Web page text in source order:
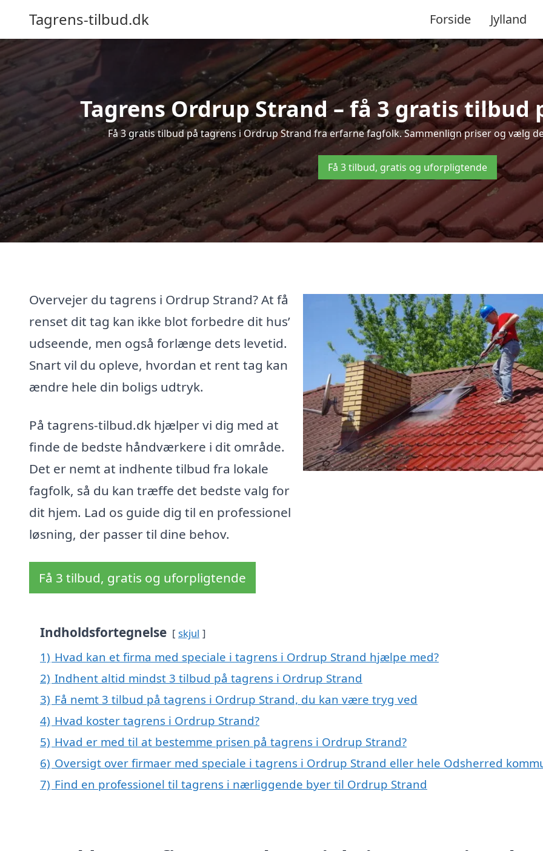
Tagrens-tilbud.dk Forside Jylland
Tagrens Ordrup Strand – få 3 gratis tilbud
Få 3 gratis tilbud på tagrens i Ordrup Strand fra erfarne fagfolk. Sammenlign priser og vælg
Få 3 tilbud, gratis og uforpligtende
Overvejer du tagrens i Ordrup Strand? At få
renset dit tag kan ikke blot forbedre dit hus’
udseende, men også forlænge dets levetid.
Snart vil du opleve, hvordan et rent tag kan
ændre hele din boligs udtryk.
På tagrens-tilbud.dk hjælper vi dig med at
finde de bedste håndværkere i dit område.
Det er nemt at indhente tilbud fra lokale
fagfolk, så du kan træffe det bedste valg for
dit hjem. Lad os guide dig til en professionel
løsning, der passer til dine behov.
Få 3 tilbud, gratis og uforpligtende
Indholdsfortegnelse skjul
1) Hvad kan et firma med speciale i tagrens i Ordrup Strand hjælpe med?
2) Indhent altid mindst 3 tilbud på tagrens i Ordrup Strand
3) Få nemt 3 tilbud på tagrens i Ordrup Strand, du kan være tryg ved
4) Hvad koster tagrens i Ordrup Strand?
5) Hvad er med til at bestemme prisen på tagrens i Ordrup Strand?
6) Oversigt over firmaer med speciale i tagrens i Ordrup Strand eller hele Odsherred
7) Find en professionel til tagrens i nærliggende byer til Ordrup Strand